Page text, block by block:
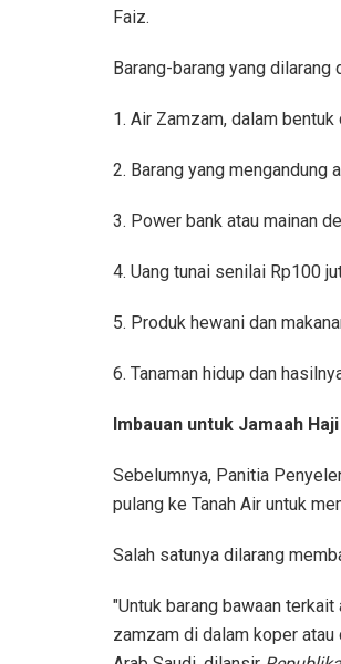
Faiz.
Barang-barang yang
1. Air Zamzam, dalam bentuk
2. Barang yang mengandung
3. Power bank atau mainan
4. Uang tunai senilai Rp100
5. Produk hewani dan
6. Tanaman hidup dan
Imbauan untuk Jamaah
Sebelumnya, Panitia
pulang ke Tanah Air untuk
Salah satunya dilarang
"Untuk barang bawaan
zamzam di dalam koper